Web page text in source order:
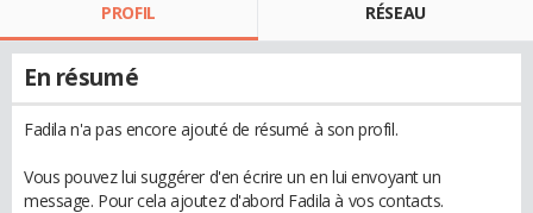
PROFIL RÉSEAU
En résumé
Fadila n'a pas encore ajouté de résumé à son profil.
Vous pouvez lui suggérer d'en écrire un en lui envoyant un
message. Pour cela ajoutez d'abord Fadila à vos contacts.